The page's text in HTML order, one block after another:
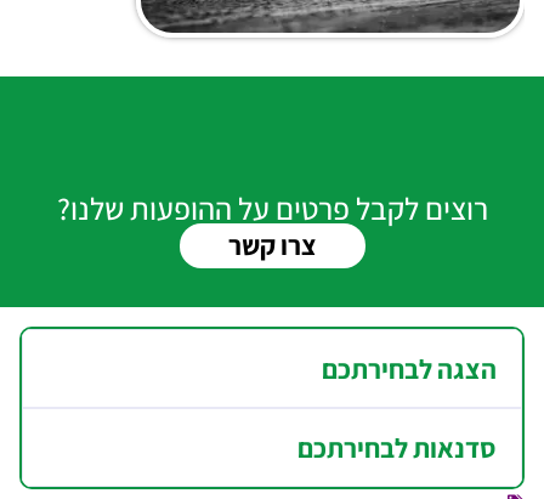
רוצים לקבל פרטים על ההופעות שלנו?
צרו קשר
הצגה לבחירתכם
סדנאות לבחירתכם